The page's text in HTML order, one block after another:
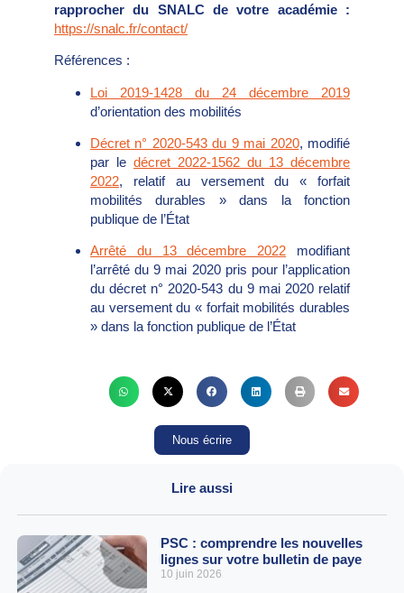
rapprocher du SNALC de votre académie :
https://snalc.fr/contact/
Références :
Loi 2019-1428 du 24 décembre 2019
d’orientation des mobilités
Décret n° 2020-543 du 9 mai 2020, modifié
par le décret 2022-1562 du 13 décembre
2022, relatif au versement du « forfait
mobilités durables » dans la fonction
publique de l’État
Arrêté du 13 décembre 2022 modifiant
l’arrêté du 9 mai 2020 pris pour l’application
du décret n° 2020-543 du 9 mai 2020 relatif
au versement du « forfait mobilités durables
» dans la fonction publique de l’État
Nous écrire
Lire aussi
PSC : comprendre les nouvelles
lignes sur votre bulletin de paye
10 juin 2026